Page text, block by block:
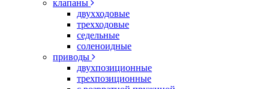
клапаны
двухходовые
трехходовые
седельные
соленоидные
приводы
двухпозиционные
трехпозиционные